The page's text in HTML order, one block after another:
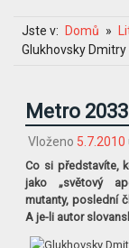
Jste v: Domů
Glukhovsky Dmitry
Metro
Vloženo 5.7.2010
Co si představíte,
jako „světový
mutanty, poslední
A je-li autor